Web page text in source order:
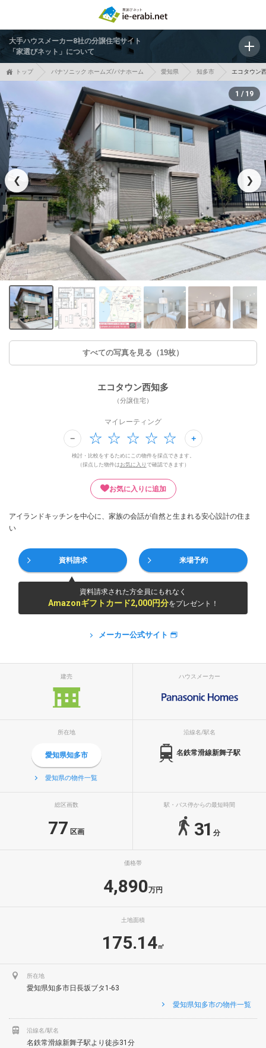
大手ハウスメーカー8社の分譲住宅サイト
「家選びネット」について
トップ パナソニック ホームズ/パナホーム 愛知県 知多市 エコタウン
❮ ❯
1 / 19
すべての写真を見る（19枚）
エコタウン西知多
（分譲住宅）
マイレーティング
検討・比較をするためにこの物件を採点できます。
（採点した物件は お気に入り で確認できます）
お気に入りに追加
アイランドキッチンを中心に、家族の会話が自然と生まれる安心設計の住ま
い
資料請求 来場予約
資料請求された方全員にもれなく
Amazonギフトカード2,000円分をプレゼント！
メーカー公式サイト
建売 ハウスメーカー
所在地
愛知県知多市
愛知県の物件一覧
沿線名/駅名
名鉄常滑線新舞子駅
総区画数
77 区画
駅・バス停からの最短時間
31 分
価格帯
4,890万円
土地面積
175.14㎡
所在地
愛知県知多市日長坂ブタ1-63
愛知県知多市の物件一覧
沿線名/駅名
名鉄常滑線新舞子駅より徒歩31分